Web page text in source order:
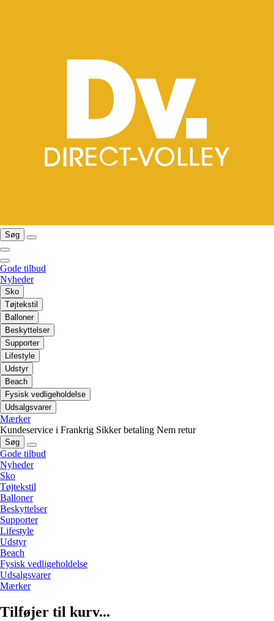
Søg
Gode tilbud
Nyheder
Sko
Tøjtekstil
Balloner
Beskyttelser
Supporter
Lifestyle
Udstyr
Beach
Fysisk vedligeholdelse
Udsalgsvarer
Mærker
Kundeservice i Frankrig Sikker betaling Nem retur
Søg
Gode tilbud
Nyheder
Sko
Tøjtekstil
Balloner
Beskyttelser
Supporter
Lifestyle
Udstyr
Beach
Fysisk vedligeholdelse
Udsalgsvarer
Mærker
Tilføjer til kurv...